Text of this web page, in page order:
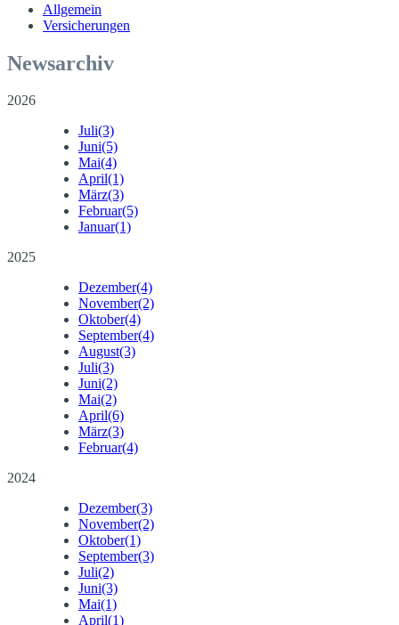
Allgemein
Versicherungen
Newsarchiv
2026
Juli(3)
Juni(5)
Mai(4)
April(1)
März(3)
Februar(5)
Januar(1)
2025
Dezember(4)
November(2)
Oktober(4)
September(4)
August(3)
Juli(3)
Juni(2)
Mai(2)
April(6)
März(3)
Februar(4)
2024
Dezember(3)
November(2)
Oktober(1)
September(3)
Juli(2)
Juni(3)
Mai(1)
April(1)